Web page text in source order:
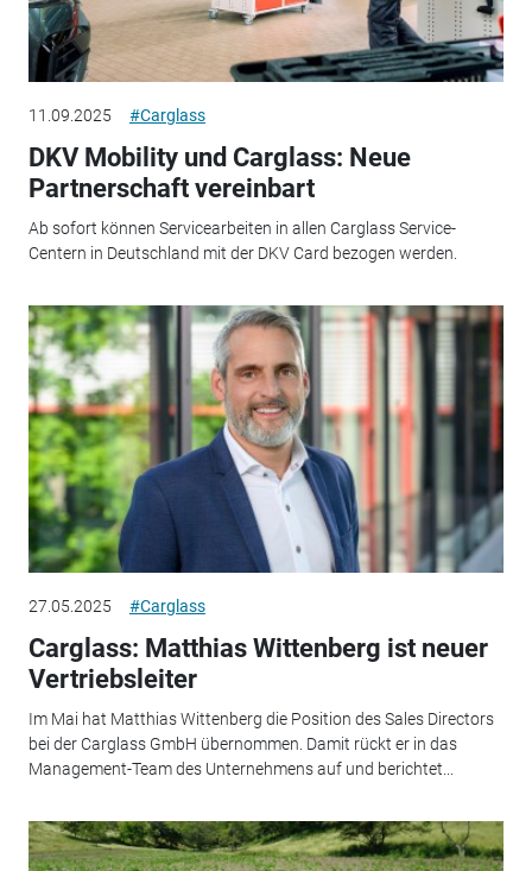
11.09.2025 #Carglass
DKV Mobility und Carglass: Neue
Partnerschaft vereinbart
Ab sofort können Servicearbeiten in allen Carglass Service-
Centern in Deutschland mit der DKV Card bezogen werden.
27.05.2025 #Carglass
Carglass: Matthias Wittenberg ist neuer
Vertriebsleiter
Im Mai hat Matthias Wittenberg die Position des Sales Directors
bei der Carglass GmbH übernommen. Damit rückt er in das
Management-Team des Unternehmens auf und berichtet...